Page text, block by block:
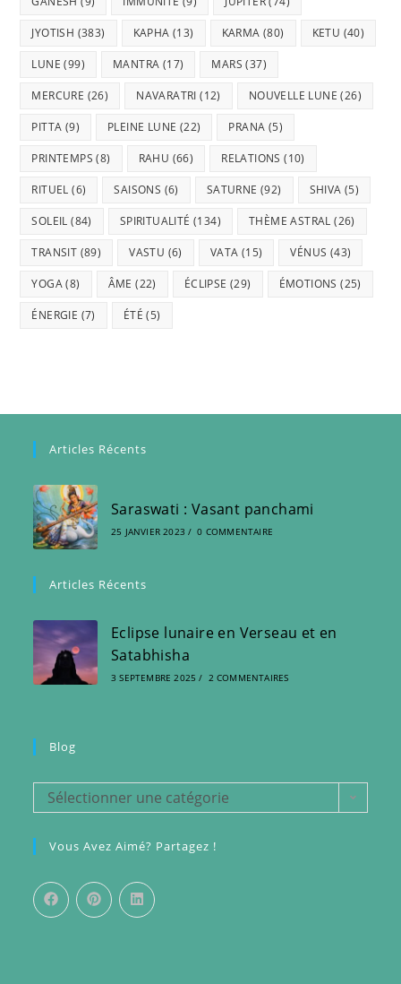
JYOTISH (383) KAPHA (13) KARMA (80) KETU (40)
LUNE (99) MANTRA (17) MARS (37)
MERCURE (26) NAVARATRI (12) NOUVELLE LUNE (26)
PITTA (9) PLEINE LUNE (22) PRANA (5)
PRINTEMPS (8) RAHU (66) RELATIONS (10)
RITUEL (6) SAISONS (6) SATURNE (92) SHIVA (5)
SOLEIL (84) SPIRITUALITÉ (134) THÈME ASTRAL (26)
TRANSIT (89) VASTU (6) VATA (15) VÉNUS (43)
YOGA(8) ÂME (22) ÉCLIPSE (29) ÉMOTIONS (25)
ÉNERGIE (7) ÉTÉ (5)
Articles Récents
Saraswati : Vasant panchami
25 JANVIER 2023 / 0 COMMENTAIRE
Articles Récents
Eclipse lunaire en Verseau et en
Satabhisha
3 SEPTEMBRE 2025 / 2 COMMENTAIRES
Blog
BlogSélectionner une catégorie
Vous Avez Aimé? Partagez !